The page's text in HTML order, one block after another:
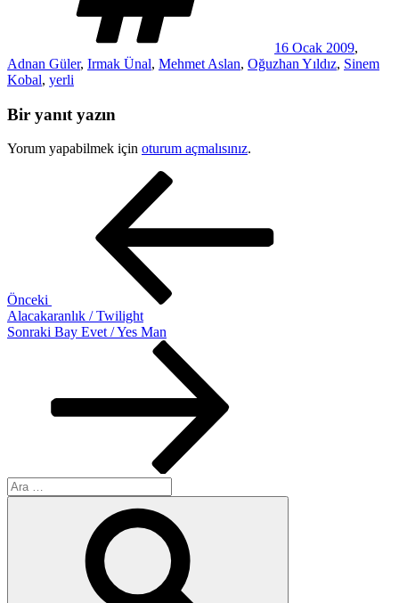
16 Ocak 2009,
Adnan Güler, Irmak Ünal, Mehmet Aslan, Oğuzhan Yıldız, Sinem
Kobal, yerli
Bir yanıt yazın
Yorum yapabilmek için oturum açmalısınız.
Önceki
Alacakaranlık / Twilight
Sonraki
Sonraki Bay Evet / Yes Man
Ara: